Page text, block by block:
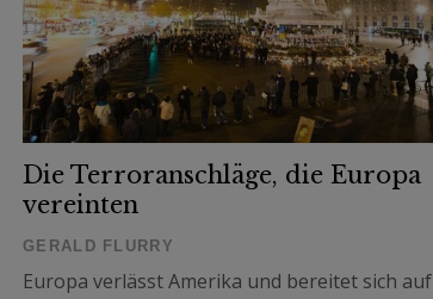
Die Terroranschläge, die Europa
vereinten
GERALD FLURRY
Europa verlässt Amerika und bereitet sich auf